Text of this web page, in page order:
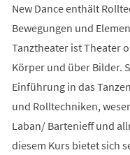
New Dance enthält
Bewegungen und
Tanztheater ist Theater
Körper und über Bilder.
Einführung in das
und Rolltechniken,
Laban/ Bartenieff und
diesem Kurs bietet sich